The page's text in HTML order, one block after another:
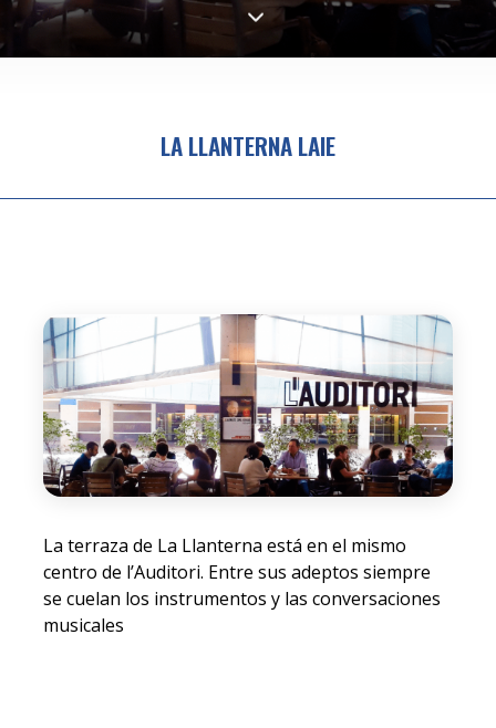
LA LLANTERNA LAIE
La terraza de La Llanterna está en el mismo
centro de l’Auditori. Entre sus adeptos siempre
se cuelan los instrumentos y las conversaciones
musicales